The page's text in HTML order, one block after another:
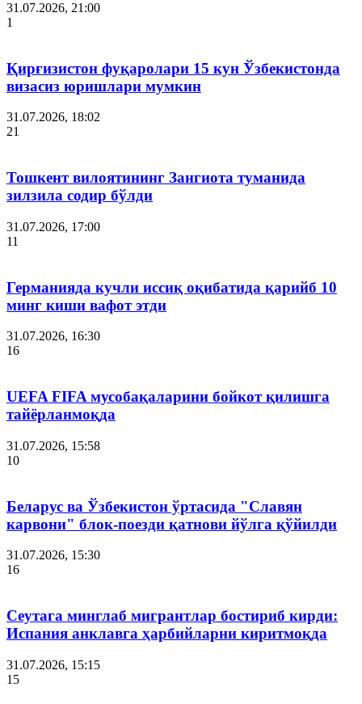
31.07.2026, 21:00
1
Қирғизистон фуқаролари 15 кун Ўзбекистонда
визасиз юришлари мумкин
31.07.2026, 18:02
21
Тошкент вилоятининг Зангиота туманида
зилзила содир бўлди
31.07.2026, 17:00
11
Германияда кучли иссиқ оқибатида қарийб 10
минг киши вафот этди
31.07.2026, 16:30
16
UEFA FIFA мусобақаларини бойкот қилишга
тайёрланмоқда
31.07.2026, 15:58
10
Беларус ва Ўзбекистон ўртасида "Славян
карвони" блок-поезди қатнови йўлга қўйилди
31.07.2026, 15:30
16
Сеутага минглаб мигрантлар бостириб кирди:
Испания анклавга ҳарбийларни киритмоқда
31.07.2026, 15:15
15